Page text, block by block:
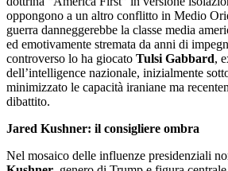
oppongono a un altro conflitto in Medio
guerra danneggerebbe la classe media
ed emotivamente stremata da anni di
controverso lo ha giocato Tulsi Gabbard,
dell’intelligence nazionale, inizialmente
minimizzato le capacità iraniane ma
dibattito.
Jared Kushner: il consigliere ombra
Nel mosaico delle influenze presidenziali